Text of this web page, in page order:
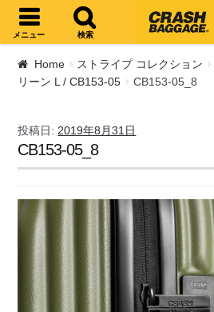
ナビゲーションへスキップ
コンテンツへスキップ
メニュー 検索
Home ストライプ コレクション
リーン L / CB153-05
CB153-05_8
投稿日: 2019年8月31日
CB153-05_8